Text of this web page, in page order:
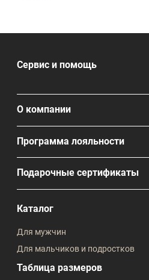
Сервис и помощь
О компании
Программа лояльности
Подарочные сертификаты
Каталог
Для мужчин
Для мальчиков и подростков
Таблица размеров